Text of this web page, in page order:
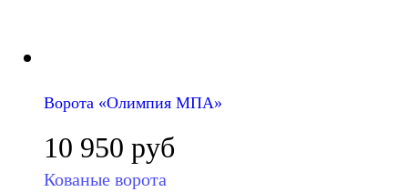
Ворота «Олимпия МПА»
10 950 руб
Кованые ворота